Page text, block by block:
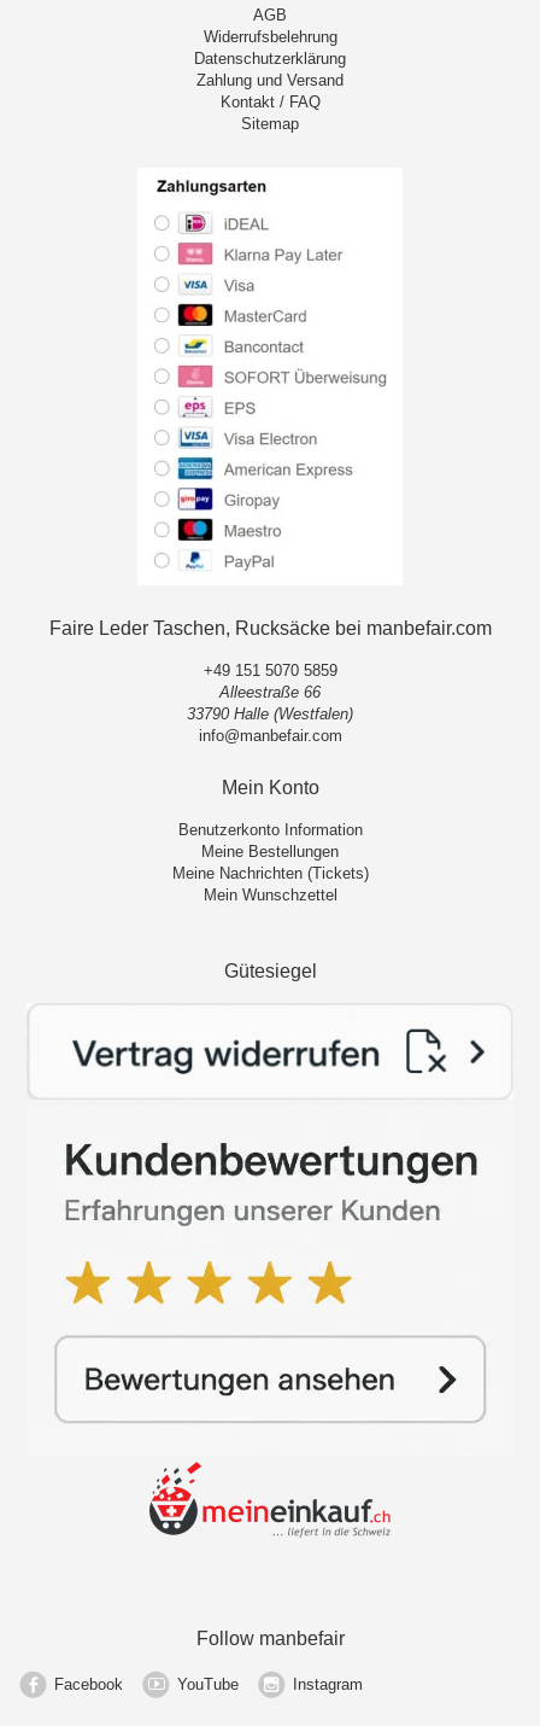
AGB
Widerrufsbelehrung
Datenschutzerklärung
Zahlung und Versand
Kontakt / FAQ
Sitemap
Faire Leder Taschen, Rucksäcke bei manbefair.com
+49 151 5070 5859
Alleestraße 66
33790 Halle (Westfalen)
info@manbefair.com
Mein Konto
Benutzerkonto Information
Meine Bestellungen
Meine Nachrichten (Tickets)
Mein Wunschzettel
Gütesiegel
Follow manbefair
Facebook YouTube Instagram